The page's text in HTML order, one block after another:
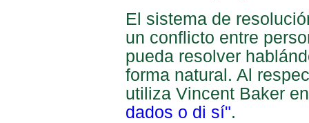
El sistema de
un conflicto entre
pueda resolver
forma natural. Al
utiliza Vincent Baker
dados o di sí".